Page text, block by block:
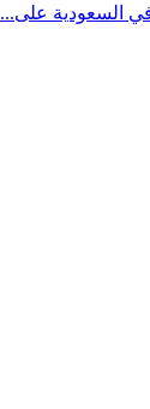
في السعودية على...